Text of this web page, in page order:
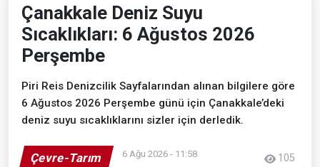
Çanakkale Deniz Suyu
Sıcaklıkları: 6 Ağustos 2026
Perşembe
Piri Reis Denizcilik Sayfalarından alınan bilgilere göre
6 Ağustos 2026 Perşembe günü için Çanakkale’deki
deniz suyu sıcaklıklarını sizler için derledik.
Çevre-Tarım 6 Ağu 2026 - 11:58 105